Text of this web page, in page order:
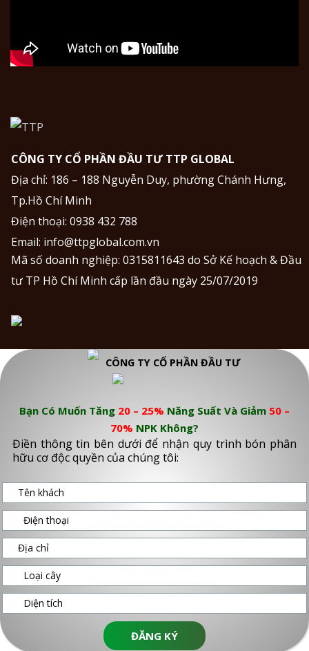
CÔNG TY CỔ PHẦN ĐẦU TƯ TTP GLOBAL
Địa chỉ: 186 – 188 Nguyễn Duy, phường Chánh Hưng,
Tp.Hồ Chí Minh
Điện thoại: 0938 432 788
Email: info@ttpglobal.com.vn
Mã số doanh nghiệp: 0315811643 do Sở Kế hoạch & Đầu
tư TP Hồ Chí Minh cấp lần đầu ngày 25/07/2019
CÔNG TY CỔ PHẦN ĐẦU TƯ
Bạn Có Muốn Tăng 20 – 25% Năng Suất Và Giảm 50 –
70% NPK Không?
Điền thông tin bên dưới để nhận quy trình bón phân
hữu cơ độc quyền của chúng tôi:
ĐĂNG KÝ